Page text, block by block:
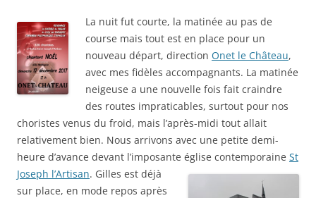
La nuit fut courte, la matinée au pas de
course mais tout est en place pour un
nouveau départ, direction Onet le Château,
avec mes fidèles accompagnants. La matinée
neigeuse a une nouvelle fois fait craindre
des routes impraticables, surtout pour nos
choristes venus du froid, mais l’après-midi tout allait
relativement bien. Nous arrivons avec une petite demi-
heure d’avance devant l’imposante église contemporaine St
Joseph l’Artisan. Gilles est déjà
sur place, en mode repos après